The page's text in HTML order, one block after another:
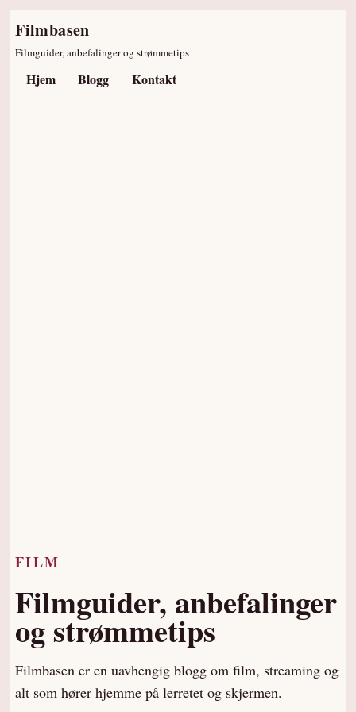
Filmbasen
Filmguider, anbefalinger og strømmetips
Hjem Blogg Kontakt
FILM
Filmguider, anbefalinger
og strømmetips
Filmbasen er en uavhengig blogg om film, streaming og
alt som hører hjemme på lerretet og skjermen.